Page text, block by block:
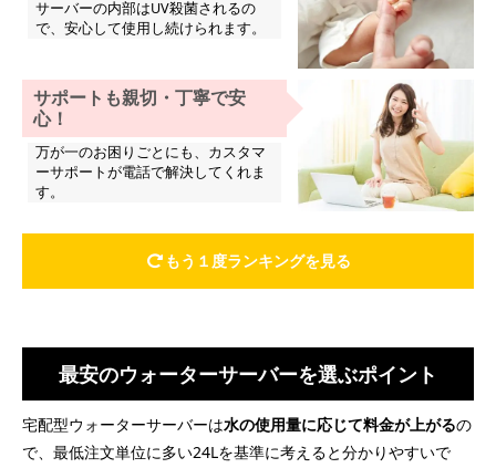
サーバーの内部はUV殺菌されるの
で、安心して使用し続けられます。
サポートも親切・丁寧で安
心！
万が一のお困りごとにも、カスタマ
ーサポートが電話で解決してくれま
す。
もう１度ランキングを見る
最安のウォーターサーバーを選ぶポイント
宅配型ウォーターサーバーは水の使用量に応じて料金が上がるの
で、最低注文単位に多い24Lを基準に考えると分かりやすいで